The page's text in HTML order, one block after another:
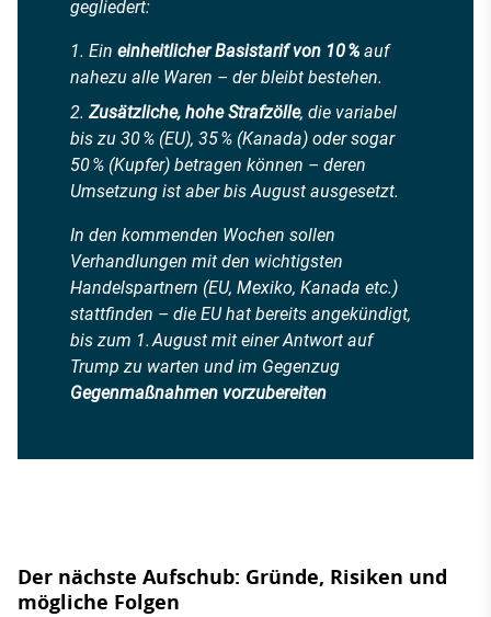
gegliedert:
Ein einheitlicher Basistarif von 10 % auf
nahezu alle Waren – der bleibt bestehen.
Zusätzliche, hohe Strafzölle, die variabel
bis zu 30 % (EU), 35 % (Kanada) oder sogar
50 % (Kupfer) betragen können – deren
Umsetzung ist aber bis August ausgesetzt.
In den kommenden Wochen sollen
Verhandlungen mit den wichtigsten
Handelspartnern (EU, Mexiko, Kanada etc.)
stattfinden – die EU hat bereits angekündigt,
bis zum 1. August mit einer Antwort auf
Trump zu warten und im Gegenzug
Gegenmaßnahmen vorzubereiten
Der nächste Aufschub: Gründe, Risiken und
mögliche Folgen